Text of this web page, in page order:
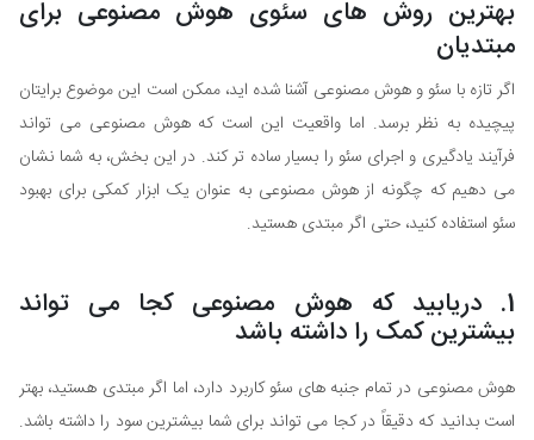
بهترین روش های سئوی هوش مصنوعی برای
مبتدیان
اگر تازه با سئو و هوش مصنوعی آشنا شده اید، ممکن است این موضوع برایتان
پیچیده به نظر برسد. اما واقعیت این است که هوش مصنوعی می تواند
فرآیند یادگیری و اجرای سئو را بسیار ساده تر کند. در این بخش، به شما نشان
می دهیم که چگونه از هوش مصنوعی به عنوان یک ابزار کمکی برای بهبود
سئو استفاده کنید، حتی اگر مبتدی هستید.
1. دریابید که هوش مصنوعی کجا می تواند
بیشترین کمک را داشته باشد
هوش مصنوعی در تمام جنبه های سئو کاربرد دارد، اما اگر مبتدی هستید، بهتر
است بدانید که دقیقاً در کجا می تواند برای شما بیشترین سود را داشته باشد.